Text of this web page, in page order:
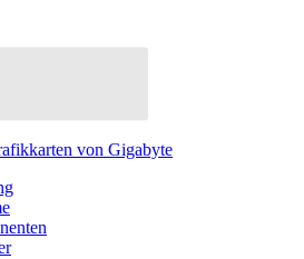
von Gigabyte